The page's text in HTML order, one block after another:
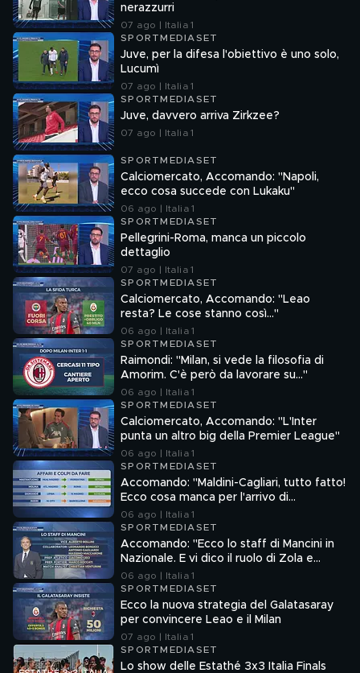
nerazzurri
07 ago | Italia 1
SPORTMEDIASET
Juve, per la difesa l'obiettivo è uno solo,
Lucumì
07 ago | Italia 1
SPORTMEDIASET
Juve, davvero arriva Zirkzee?
07 ago | Italia 1
SPORTMEDIASET
Calciomercato, Accomando: "Napoli,
ecco cosa succede con Lukaku"
06 ago | Italia 1
SPORTMEDIASET
Pellegrini-Roma, manca un piccolo
dettaglio
07 ago | Italia 1
SPORTMEDIASET
Calciomercato, Accomando: "Leao
resta? Le cose stanno così…"
06 ago | Italia 1
SPORTMEDIASET
Raimondi: "Milan, si vede la filosofia di
Amorim. C'è però da lavorare su…"
06 ago | Italia 1
SPORTMEDIASET
Calciomercato, Accomando: "L'Inter
punta un altro big della Premier League"
06 ago | Italia 1
SPORTMEDIASET
Accomando: "Maldini-Cagliari, tutto fatto!
Ecco cosa manca per l'arrivo di
Mastantuono e Molina in Italia"
06 ago | Italia 1
SPORTMEDIASET
Accomando: "Ecco lo staff di Mancini in
Nazionale. E vi dico il ruolo di Zola e
Ranieri"
06 ago | Italia 1
SPORTMEDIASET
Ecco la nuova strategia del Galatasaray
per convincere Leao e il Milan
07 ago | Italia 1
SPORTMEDIASET
Lo show delle Estathé 3x3 Italia Finals